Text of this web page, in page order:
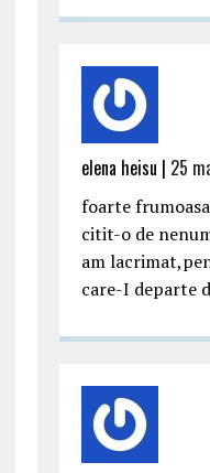
elena heisu | 25
foarte
citit-o de
am
care-I departe